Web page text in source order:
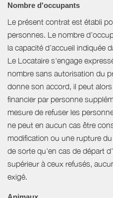
Nombre d'occupants
Le présent contrat est établi
personnes. Le nombre
la capacité d’accueil indiquée
Le Locataire s'engage
nombre sans autorisation du
donne son accord, il peut
financier par personne
mesure de refuser les
ne peut en aucun cas être
modification ou une rupture
de sorte qu'en cas de départ
supérieur à ceux refusés,
exigé.